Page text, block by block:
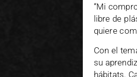
“Mi
libre de
quiere
Con el
su
hábitats.